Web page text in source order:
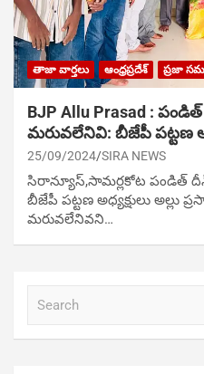
తాజా వార్తలు ఆంధ్రప్రదేశ్ ప్రజా
BJP Allu Prasad :
మ‌రువ‌లేనివి: బీజేపీ పట్టణ
25/09/2024 SIRA NEWS
సిరాన్యూస్,సామర్లకోట పండిత్
బీజేపీ పట్టణ అధ్యక్షులు
మ‌రువ‌లేనివ‌ని…